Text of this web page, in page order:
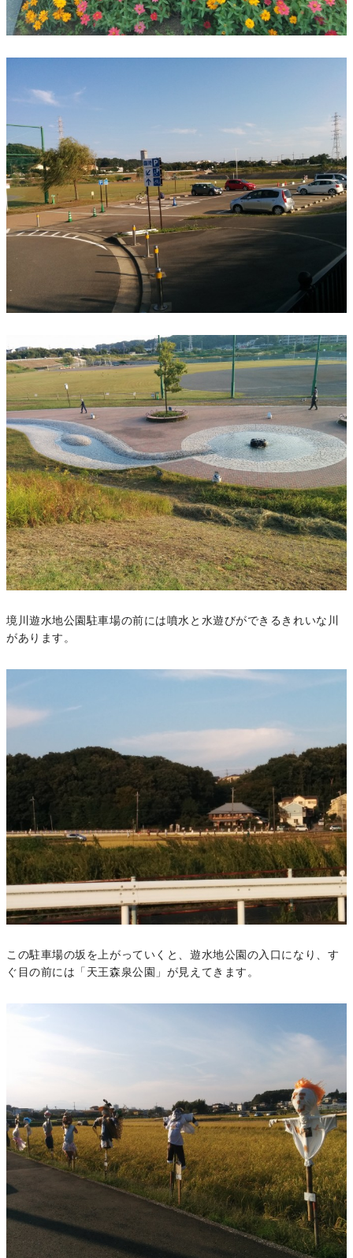
境川遊水地公園駐車場の前には噴水と水遊びができるきれいな川
があります。
この駐車場の坂を上がっていくと、遊水地公園の入口になり、す
ぐ目の前には「天王森泉公園」が見えてきます。